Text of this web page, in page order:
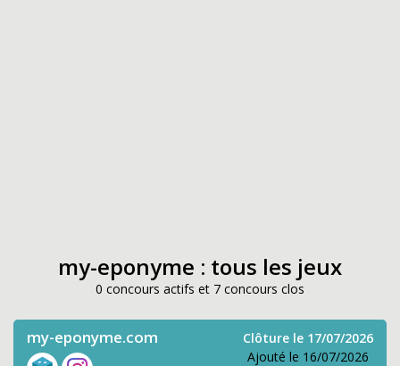
my-eponyme : tous les jeux
0 concours actifs et 7 concours clos
my-eponyme.com
Clôture le 17/07/2026
Ajouté le 16/07/2026